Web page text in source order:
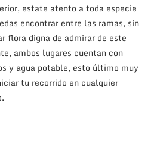
estate atento a toda especie
encontrar entre las ramas, sin
flora digna de admirar de este
ambos lugares cuentan con
y agua potable, esto último muy
tu recorrido en cualquier